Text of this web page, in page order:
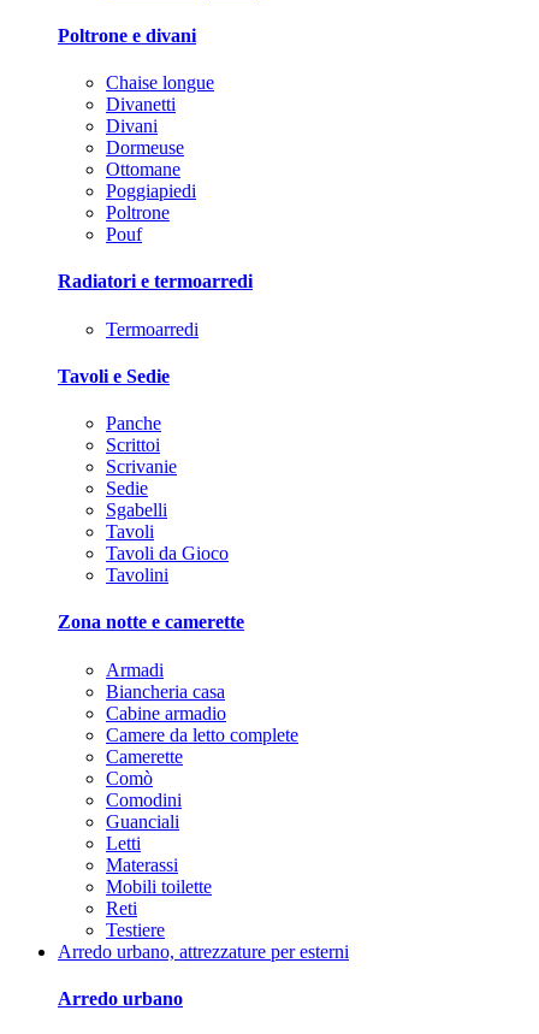
Poltrone e divani
Chaise longue
Divanetti
Divani
Dormeuse
Ottomane
Poggiapiedi
Poltrone
Pouf
Radiatori e termoarredi
Termoarredi
Tavoli e Sedie
Panche
Scrittoi
Scrivanie
Sedie
Sgabelli
Tavoli
Tavoli da Gioco
Tavolini
Zona notte e camerette
Armadi
Biancheria casa
Cabine armadio
Camere da letto complete
Camerette
Comò
Comodini
Guanciali
Letti
Materassi
Mobili toilette
Reti
Testiere
Arredo urbano, attrezzature per esterni
Arredo urbano